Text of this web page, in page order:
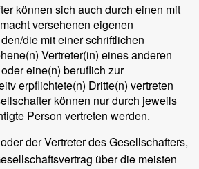
können sich auch durch einen mit
versehenen eigenen
die mit einer schriftlichen
Vertreter(in) eines anderen
eine(n) beruflich zur
erpflichtete(n) Dritte(n) vertreten
können nur durch jeweils
Person vertreten werden.
der Vertreter des Gesellschafters,
über die meisten